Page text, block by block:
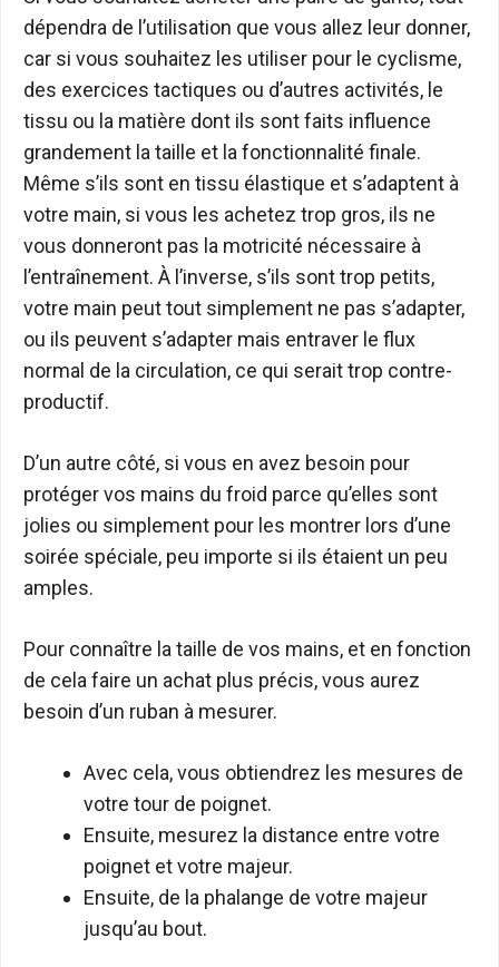
dépendra de l’utilisation que vous allez leur donner,
car si vous souhaitez les utiliser pour le cyclisme,
des exercices tactiques ou d’autres activités, le
tissu ou la matière dont ils sont faits influence
grandement la taille et la fonctionnalité finale.
Même s’ils sont en tissu élastique et s’adaptent à
votre main, si vous les achetez trop gros, ils ne
vous donneront pas la motricité nécessaire à
l’entraînement. À l’inverse, s’ils sont trop petits,
votre main peut tout simplement ne pas s’adapter,
ou ils peuvent s’adapter mais entraver le flux
normal de la circulation, ce qui serait trop contre-
productif.
D’un autre côté, si vous en avez besoin pour
protéger vos mains du froid parce qu’elles sont
jolies ou simplement pour les montrer lors d’une
soirée spéciale, peu importe si ils étaient un peu
amples.
Pour connaître la taille de vos mains, et en fonction
de cela faire un achat plus précis, vous aurez
besoin d’un ruban à mesurer.
Avec cela, vous obtiendrez les mesures de
votre tour de poignet.
Ensuite, mesurez la distance entre votre
poignet et votre majeur.
Ensuite, de la phalange de votre majeur
jusqu’au bout.